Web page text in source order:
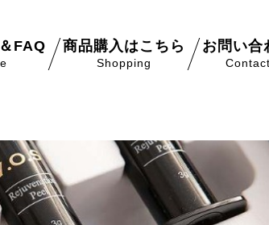
FAQ 商品購入はこちら
Shopping
お問い合
Contact